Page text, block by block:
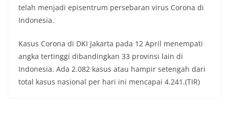
telah menjadi episentrum persebaran virus Corona di
Indonesia.
Kasus Corona di DKI Jakarta pada 12 April menempati
angka tertinggi dibandingkan 33 provinsi lain di
Indonesia. Ada 2.082 kasus atau hampir setengah dari
total kasus nasional per hari ini mencapai 4.241.(TIR)